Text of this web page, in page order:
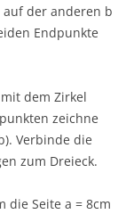
auf der anderen b
Endpunkte
dem Zirkel
zeichne
Verbinde die
zum Dreieck.
die Seite a = 8cm